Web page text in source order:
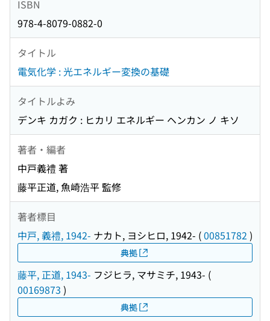
ISBN
978-4-8079-0882-0
タイトル
電気化学 : 光エネルギー変換の基礎
タイトルよみ
デンキ カガク : ヒカリ エネルギー ヘンカン ノ キソ
著者・編者
中戸義禮 著
藤平正道, 魚崎浩平 監修
著者標目
中戸, 義禮, 1942- ナカト, ヨシヒロ, 1942- (00851782 )
典拠
藤平, 正道, 1943- フジヒラ, マサミチ, 1943- (
00169873 )
典拠